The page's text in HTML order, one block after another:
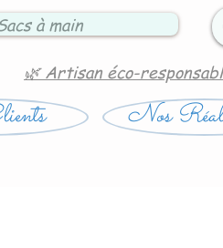
à main
🌿 Artisan éco-
Nos